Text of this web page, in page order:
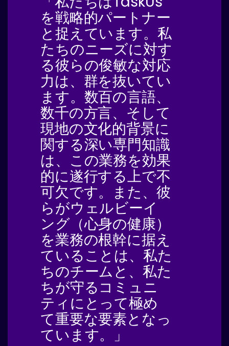
を戦略的パートナー
と捉えています。私
たちのニーズに対す
る彼らの俊敏な対応
力は、群を抜いてい
ます。数百の言語、
数千の方言、そして
現地の文化的背景に
関する深い専門知識
は、この業務を効果
的に遂行する上で不
可欠です。また、彼
らがウェルビーイ
ング（心身の健康）
を業務の根幹に据え
ていることは、私た
ちのチームと、私た
ちが守るコミュニ
ティにとって極め
て重要な要素となっ
ています。」